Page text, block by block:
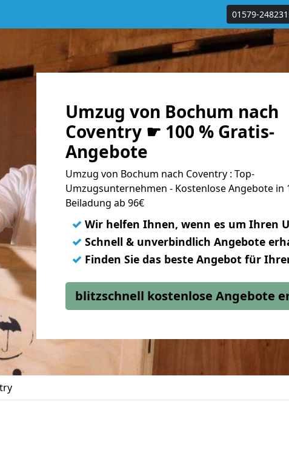
01579-
Umzug von Bochum nach
Coventry ☛ 100 % Gratis-
Angebote
Umzug von Bochum nach Coventry : Top-
Umzugsunternehmen - Kostenlose Angebote in
Beiladung ab 96€
✓ Wir helfen Ihnen, wenn es um Ihren
✓ Schnell & unverbindlich Angebote
✓ Finden Sie das beste Angebot für
blitzschnell kostenlose Angebote